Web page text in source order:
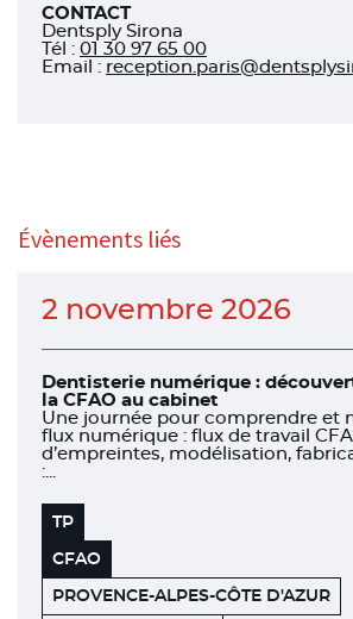
CONTACT
Dentsply Sirona
Tél : 01 30 97 65 00
Email :
Évènements liés
2 novembre 2026
Dentisterie numérique :
la CFAO au cabinet
Une journée pour comprendre et
flux numérique : flux de travail
d’empreintes, modélisation,
:...
TP
CFAO
PROVENCE-ALPES-CÔTE D'AZUR